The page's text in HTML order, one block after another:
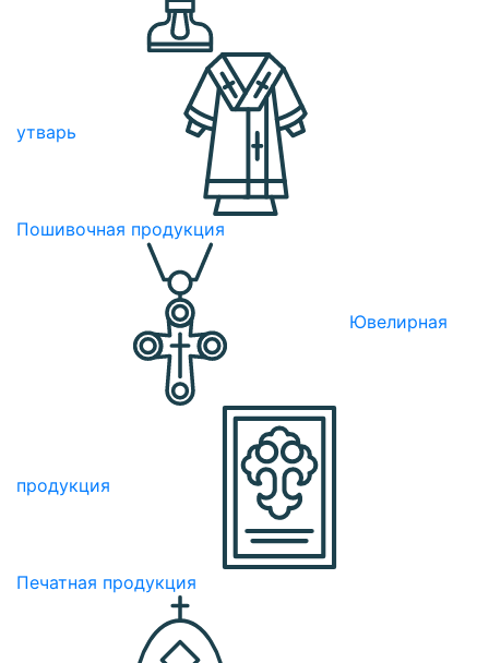
утварь
Пошивочная продукция
Ювелирная
продукция
Печатная продукция